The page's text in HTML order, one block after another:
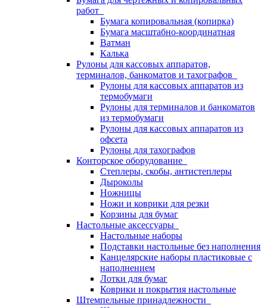
работ
Бумага копировальная (копирка)
Бумага масштабно-координатная
Ватман
Калька
Рулоны для кассовых аппаратов,
терминалов, банкоматов и тахографов
Рулоны для кассовых аппаратов из
термобумаги
Рулоны для терминалов и банкоматов
из термобумаги
Рулоны для кассовых аппаратов из
офсета
Рулоны для тахографов
Конторское оборудование
Степлеры, скобы, антистеплеры
Дыроколы
Ножницы
Ножи и коврики для резки
Корзины для бумаг
Настольные аксессуары
Настольные наборы
Подставки настольные без наполнения
Канцелярские наборы пластиковые с
наполнением
Лотки для бумаг
Коврики и покрытия настольные
Штемпельные принадлежности